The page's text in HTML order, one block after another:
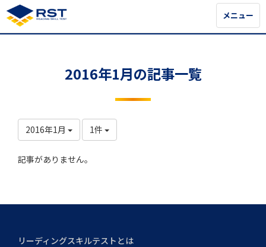
メニュー
メニュー
2016年1月の記事一覧
2016年1月 1件
記事がありません。
リーディングスキルテストとは